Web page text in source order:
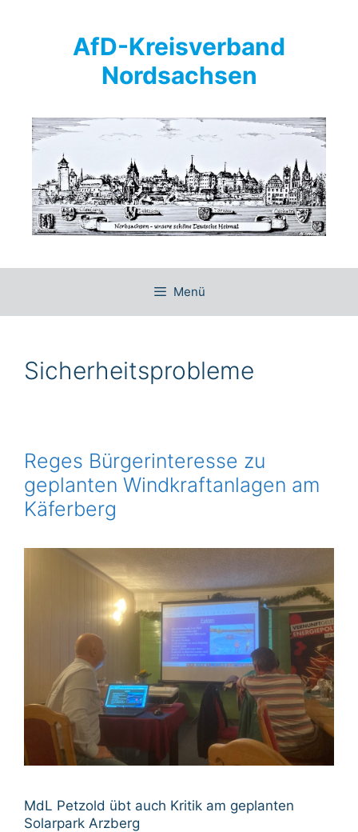
AfD-Kreisverband
Nordsachsen
Menü
Sicherheitsprobleme
Reges Bürgerinteresse zu
geplanten Windkraftanlagen am
Käferberg
MdL Petzold übt auch Kritik am geplanten
Solarpark Arzberg